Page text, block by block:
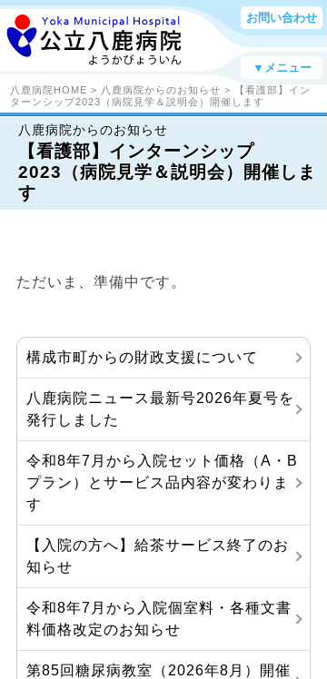
お問い合わせ
▼メニュー
八鹿病院HOME > 八鹿病院からのお知らせ > 【看護部】イン
ターンシップ2023（病院見学＆説明会）開催します
八鹿病院からのお知らせ
【看護部】インターンシップ
2023（病院見学＆説明会）開催しま
す
ただいま、準備中です。
構成市町からの財政支援について
八鹿病院ニュース最新号2026年夏号を
発行しました
令和8年7月から入院セット価格（A・B
プラン）とサービス品内容が変わりま
す
【入院の方へ】給茶サービス終了のお
知らせ
令和8年7月から入院個室料・各種文書
料価格改定のお知らせ
第85回糖尿病教室（2026年8月）開催